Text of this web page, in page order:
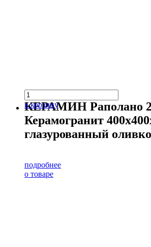
в корзину
КЕРАМИН Раполано 2
Керамогранит
глазурованный
подробнее
о товаре